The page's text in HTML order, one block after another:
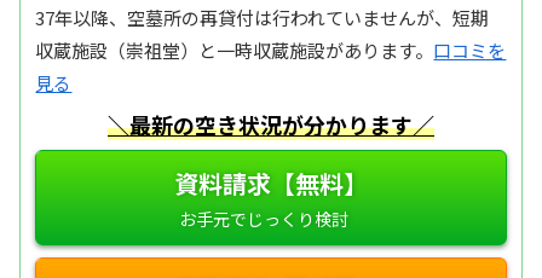
37年以降、空墓所の再貸付は行われていませんが、短期
収蔵施設（崇祖堂）と一時収蔵施設があります。 口コミを
見る
＼最新の空き状況が分かります／
資料請求【無料】